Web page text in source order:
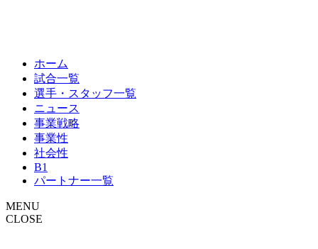
ホーム
試合一覧
選手・スタッフ一覧
ニュース
事業戦略
事業性
社会性
B1
パートナー一覧
MENU
CLOSE